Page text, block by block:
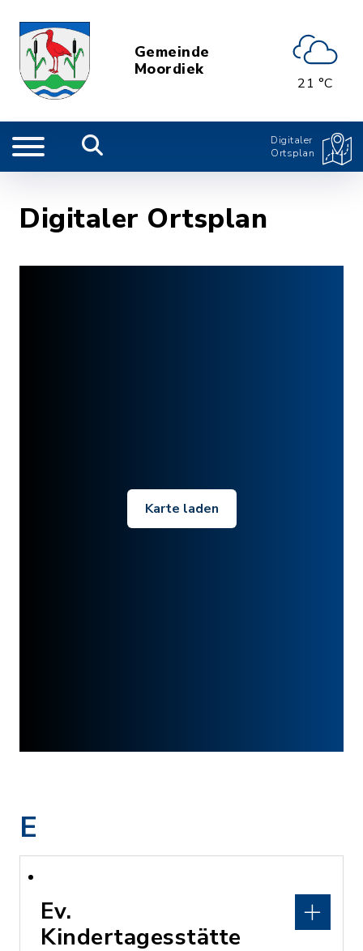
Gemeinde
Moordiek
21 °C
Digitaler
Ortsplan
Digitaler Ortsplan
Karte laden
E
Ev.
Kindertagesstätte